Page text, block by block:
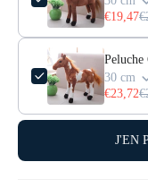
€19,47
30 cm
€23,72
J'EN